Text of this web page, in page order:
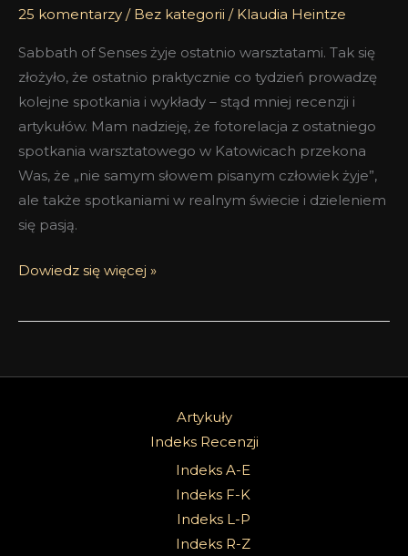
25 komentarzy / Bez kategorii / Klaudia Heintze
Sabbath of Senses żyje ostatnio warsztatami. Tak się
złożyło, że ostatnio praktycznie co tydzień prowadzę
kolejne spotkania i wykłady – stąd mniej recenzji i
artykułów. Mam nadzieję, że fotorelacja z ostatniego
spotkania warsztatowego w Katowicach przekona
Was, że „nie samym słowem pisanym człowiek żyje”,
ale także spotkaniami w realnym świecie i dzieleniem
się pasją.
Dowiedz się więcej »
Artykuły
Indeks Recenzji
Indeks A-E
Indeks F-K
Indeks L-P
Indeks R-Z